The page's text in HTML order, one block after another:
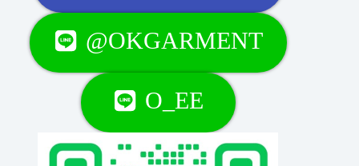
@OKGARMENT
O_EE